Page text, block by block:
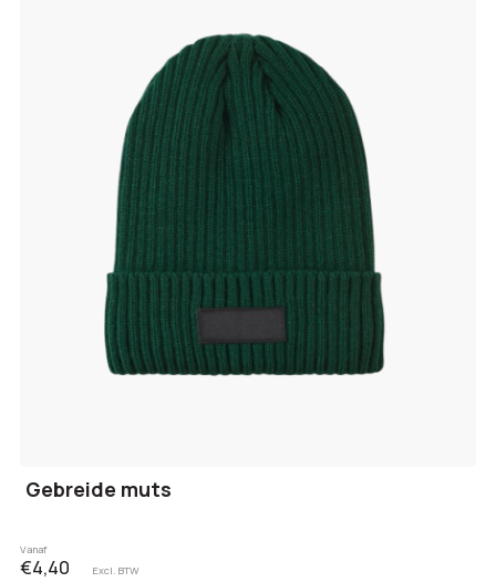
Gebreide muts
Vanaf
€4,40 Excl. BTW